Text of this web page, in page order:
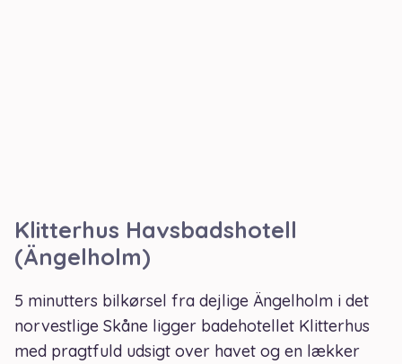
Klitterhus Havsbadshotell
(Ängelholm)
5 minutters bilkørsel fra dejlige Ängelholm i det
norvestlige Skåne ligger badehotellet Klitterhus
med pragtfuld udsigt over havet og en lækker